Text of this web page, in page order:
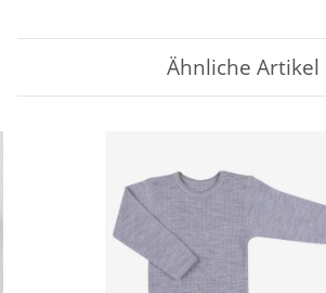
Ähnliche Artikel